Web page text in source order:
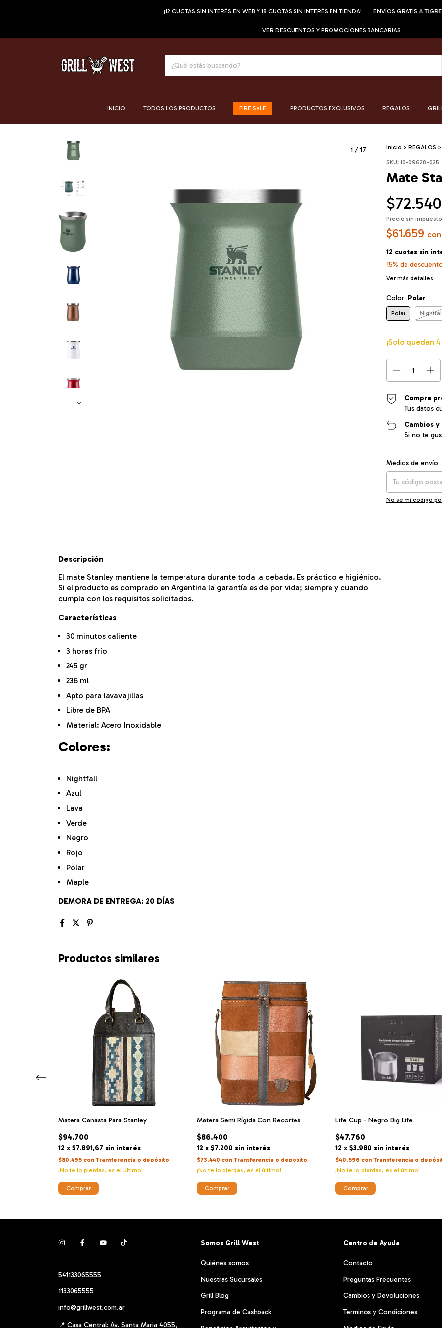
¡12 CUOTAS SIN INTERÉS EN WEB Y 18 CUOTAS SIN INTERÉS EN TIENDA! ENVÍOS GRATIS A TIGRE
VER DESCUENTOS Y PROMOCIONES BANCARIAS
INICIO TODOS LOS PRODUCTOS FIRE SALE PRODUCTOS EXCLUSIVOS REGALOS
1/ 17 Inicio > REGALOS >
SKU: 10-09628-025
Mate
$72.540
Precio sin
$61.659 con
12 cuotas sin
15% de descuento
Ver más detalles
Color: Polar
Polar
¡Solo quedan 4
Compra
Tus datos
Cambios
Si no te
Entregas para el CP:
Medios de envío
No sé mi código
Descripción
El mate Stanley mantiene la temperatura durante toda la cebada. Es práctico e higiénico.
Si el producto es comprado en Argentina la garantía es de por vida; siempre y cuando
cumpla con los requisitos solicitados.
Características
30 minutos caliente
3 horas frío
245 gr
236 ml
Apto para lavavajillas
Libre de BPA
Material: Acero Inoxidable
Colores:
Nightfall
Azul
Lava
Verde
Negro
Rojo
Polar
Maple
DEMORA DE ENTREGA: 20 DÍAS
Productos similares
Matera Canasta Para Stanley
$94.700
12 x $7.891,67 sin interés
$80.495 con Transferencia o depósito
¡No te lo pierdas, es el último!
Matera Semi Rígida Con Recortes
$86.400
12 x $7.200 sin interés
$73.440 con Transferencia o depósito
¡No te lo pierdas, es el último!
Life Cup - Negro Big Life
$47.760
12 x $3.980 sin interés
$40.596 con Transferencia o
¡No te lo pierdas, es el último!
541133065555
1133065555
info@grillwest.com.ar
Somos Grill West
Quiénes somos
Nuestras Sucursales
Grill Blog
Programa de Cashback
Centro de Ayuda
Contacto
Preguntas Frecuentes
Cambios y Devoluciones
Terminos y Condiciones